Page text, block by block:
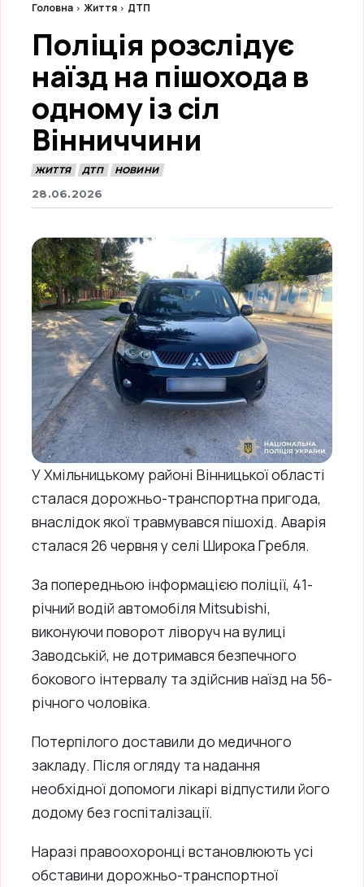
Головна Життя ДТП
Поліція розслідує
наїзд на пішохода в
одному із сіл
Вінниччини
ЖИТТЯ ДТП НОВИНИ
28.06.2026
У Хмільницькому районі Вінницької області
сталася дорожньо-транспортна пригода,
внаслідок якої травмувався пішохід. Аварія
сталася 26 червня у селі Широка Гребля.
За попередньою інформацією поліції, 41-
річний водій автомобіля Mitsubishi,
виконуючи поворот ліворуч на вулиці
Заводській, не дотримався безпечного
бокового інтервалу та здійснив наїзд на 56-
річного чоловіка.
Потерпілого доставили до медичного
закладу. Після огляду та надання
необхідної допомоги лікарі відпустили його
додому без госпіталізації.
Наразі правоохоронці встановлюють усі
обставини дорожньо-транспортної